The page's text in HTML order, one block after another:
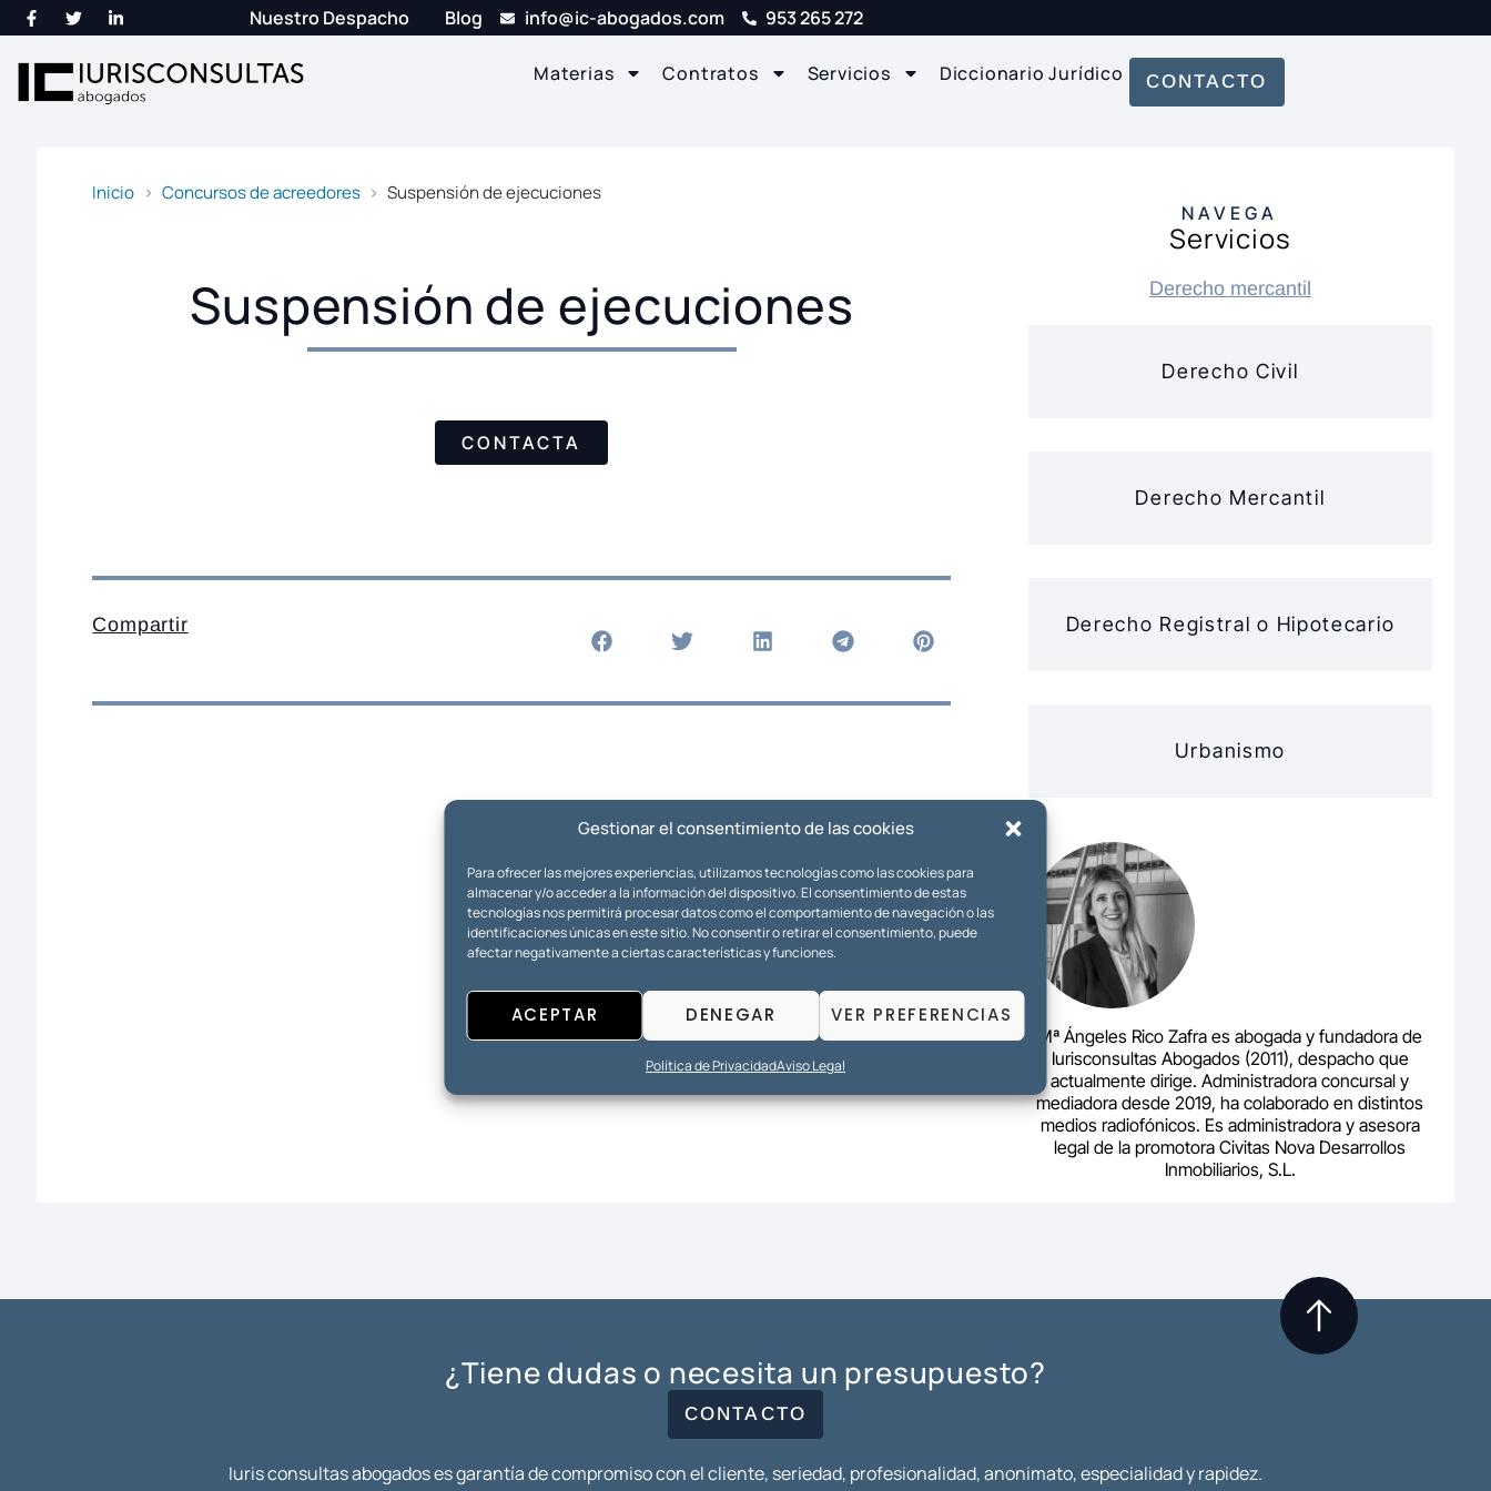
Gestionar el consentimiento de las cookies
Para ofrecer las mejores experiencias, utilizamos tecnologías como las cookies para
almacenar y/o acceder a la información del dispositivo. El consentimiento de estas
tecnologías nos permitirá procesar datos como el comportamiento de navegación o las
identificaciones únicas en este sitio. No consentir o retirar el consentimiento, puede
afectar negativamente a ciertas características y funciones.
ACEPTAR DENEGAR VER PREFERENCIAS
Política de PrivacidadAviso Legal
Nuestro Despacho Blog info@ic-abogados.com 953 265 272
Materias Contratos Servicios Diccionario Jurídico CONTACTO
Inicio Concursos de acreedores Suspensión de ejecuciones
Suspensión de ejecuciones
CONTACTA
Compartir
NAVEGA
Servicios
Derecho mercantil
Derecho Civil
Derecho Mercantil
Derecho Registral o Hipotecario
Urbanismo
Mª Ángeles Rico Zafra es abogada y fundadora de
Iurisconsultas Abogados (2011), despacho que
actualmente dirige. Administradora concursal y
mediadora desde 2019, ha colaborado en distintos
medios radiofónicos. Es administradora y asesora
legal de la promotora Civitas Nova Desarrollos
Inmobiliarios, S.L.
¿Tiene dudas o necesita un presupuesto?
CONTACTO
Iuris consultas abogados es garantía de compromiso con el cliente, seriedad, profesionalidad, anonimato, especialidad y rapidez.